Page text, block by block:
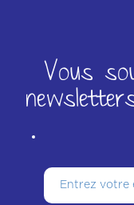
Vous